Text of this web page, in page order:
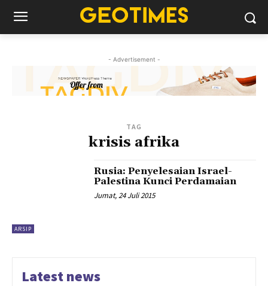
- Advertisement -
TAG
krisis afrika
ARSIP
Rusia: Penyelesaian Israel-
Palestina Kunci Perdamaian
Jumat, 24 Juli 2015
Latest news